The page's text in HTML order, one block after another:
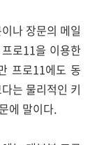
나 장문의 메일
로11을 이용한
프로11에도 동
는 물리적인 키
에 말이다.